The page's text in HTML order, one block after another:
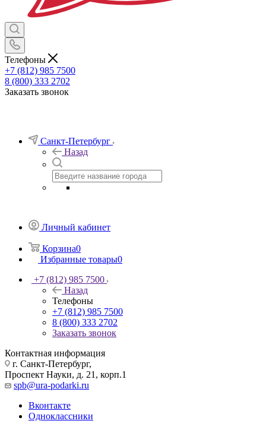
Телефоны
+7 (812) 985 7500
8 (800) 333 2702
Заказать звонок
Санкт-Петербург
Назад
Личный кабинет
Корзина0
Избранные товары0
+7 (812) 985 7500
Назад
Телефоны
+7 (812) 985 7500
8 (800) 333 2702
Заказать звонок
Контактная информация
г. Санкт-Петербург,
Проспект Науки, д. 21, корп.1
spb@ura-podarki.ru
Вконтакте
Одноклассники